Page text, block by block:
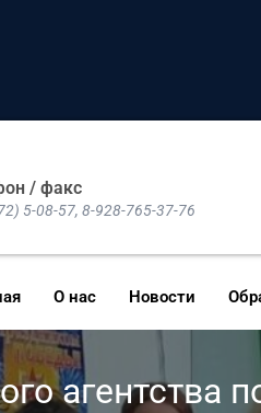
/ факс
5-08-57, 8-928-765-37-76
О нас Новости
агентства